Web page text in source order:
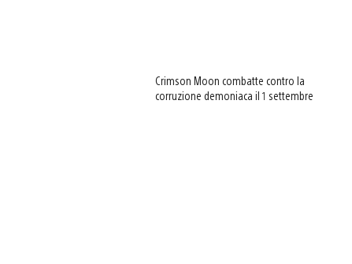
Crimson Moon combatte contro la
corruzione demoniaca il 1 settembre